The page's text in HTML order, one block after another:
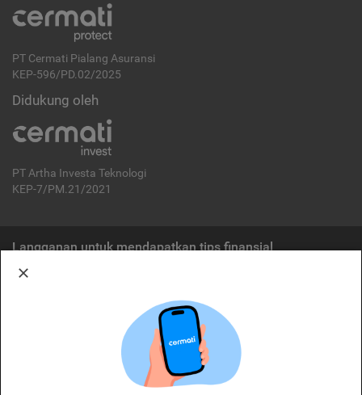
PT Cermati Pialang Asuransi
KEP-596/PD.02/2025
Didukung oleh
PT Artha Investa Teknologi
KEP-7/PM.21/2021
Langganan untuk mendapatkan tips finansial
Cermati merupakan penyelenggara agregasi jasa keuangan yang terdaftar di
OJK. Oleh karena itu, produk dan/atau layanan jasa keuangan yang
ditawarkan bukan merupakan produk dan/atau layanan jasa keuangan yang
diterbitkan oleh Cermati dan Cermati tidak bertanggung jawab atas tuntutan